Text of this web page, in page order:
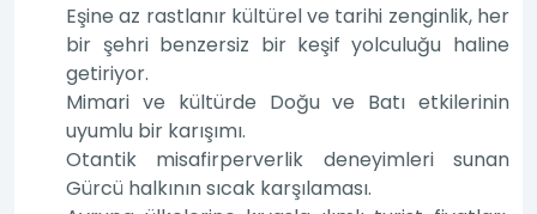
Eşine az rastlanır kültürel ve tarihi zenginlik, her
bir şehri benzersiz bir keşif yolculuğu haline
getiriyor.
Mimari ve kültürde Doğu ve Batı etkilerinin
uyumlu bir karışımı.
Otantik misafirperverlik deneyimleri sunan
Gürcü halkının sıcak karşılaması.